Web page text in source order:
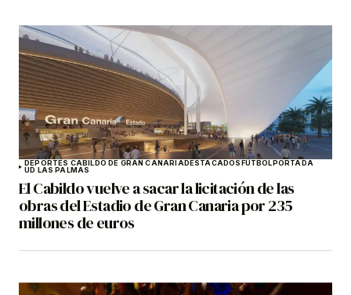
DEPORTES CABILDO DE GRAN CANARIADESTACADOSFÚTBOLPORTADA
UD LAS PALMAS
El Cabildo vuelve a sacar la licitación de las
obras del Estadio de Gran Canaria por 235
millones de euros